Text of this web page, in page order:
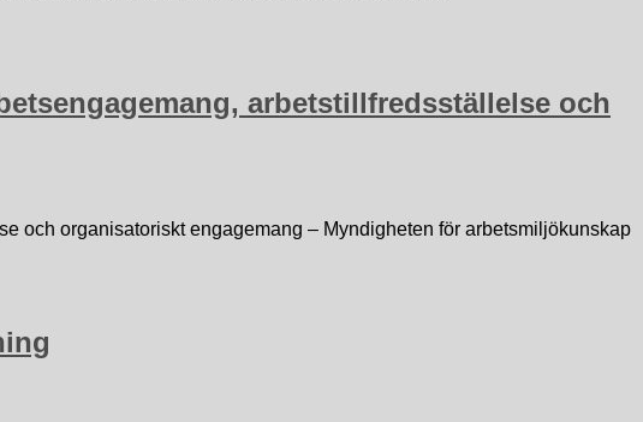
arbetstillfredsställelse och
och organisatoriskt engagemang – Myndigheten för arbetsmiljökunskap